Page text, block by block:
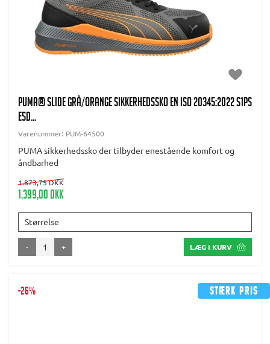
PUMA® Slide Grå/orange Sikkerhedssko EN ISO 20345:2022 S1PS
ESD...
Varenummer: PUM-64500
PUMA sikkerhedssko der tilbyder enestående komfort og
åndbarhed
1.873,75 DKK
1.399,00 DKK
Størrelse
- + LÆG I KURV
Stærk pris
-26%